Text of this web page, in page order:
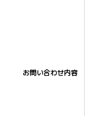
お問い合わせ内容